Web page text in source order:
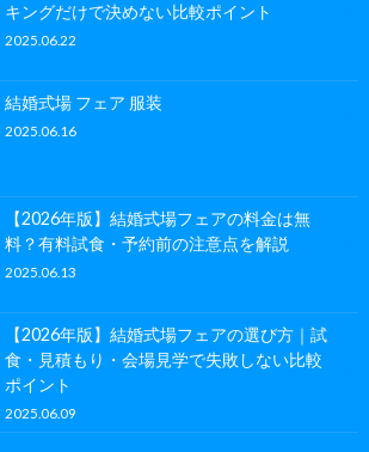
キングだけで決めない比較ポイント
2025.06.22
結婚式場 フェア 服装
2025.06.16
【2026年版】結婚式場フェアの料金は無
料？有料試食・予約前の注意点を解説
2025.06.13
【2026年版】結婚式場フェアの選び方｜試
食・見積もり・会場見学で失敗しない比較
ポイント
2025.06.09